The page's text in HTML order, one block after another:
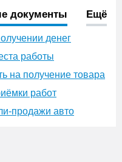
документы Ещё
денег
работы
на получение товара
работ
продажи авто